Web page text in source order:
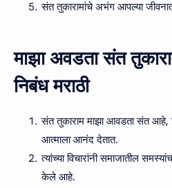
संत तुकारामांचे अभंग आपल्या
माझा अवडता संत
निबंध मराठी
संत तुकाराम माझा आवडता संत
आत्माला आनंद देतात.
त्यांच्या विचारांनी समाजातील
केले आहे.